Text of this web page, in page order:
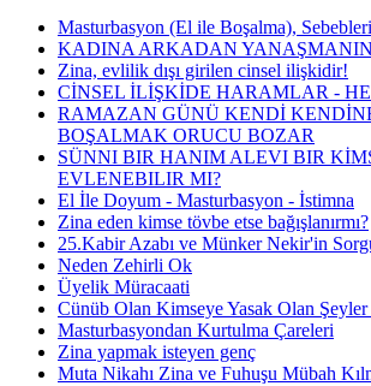
Masturbasyon (El ile Boşalma),
KADINA ARKADAN
Zina, evlilik dışı girilen cinsel ilişkidir!
CİNSEL İLİŞKİDE HARAMLAR -
RAMAZAN GÜNÜ KENDİ
BOŞALMAK ORUCU BOZAR
SÜNNI BIR HANIM ALEVI BIR
EVLENEBILIR MI?
El İle Doyum - Masturbasyon - İstimna
Zina eden kimse tövbe etse bağışlanırmı?
25.Kabir Azabı ve Münker Nekir'in
Neden Zehirli Ok
Üyelik Müracaati
Cünüb Olan Kimseye Yasak Olan
Masturbasyondan Kurtulma Çareleri
Zina yapmak isteyen genç
Muta Nikahı Zina ve Fuhuşu Mübah